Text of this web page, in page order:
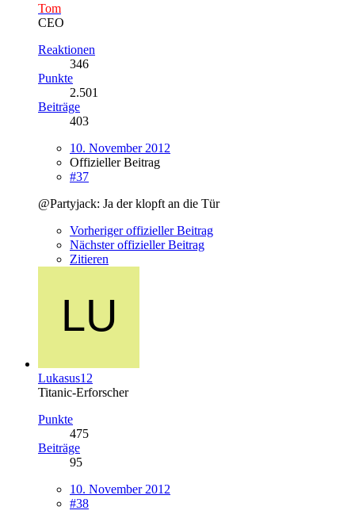
Tom
CEO
Reaktionen
346
Punkte
2.501
Beiträge
403
10. November 2012
Offizieller Beitrag
#37
@Partyjack: Ja der klopft an die Tür
Vorheriger offizieller Beitrag
Nächster offizieller Beitrag
Zitieren
Lukasus12
Titanic-Erforscher
Punkte
475
Beiträge
95
10. November 2012
#38